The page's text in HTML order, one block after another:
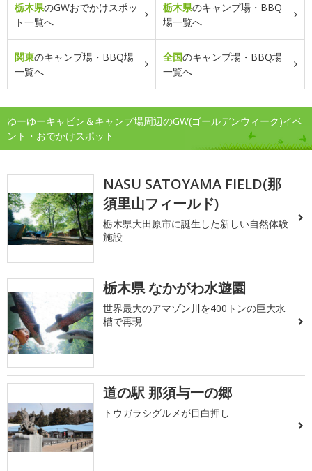
栃木県のGWおでかけスポッ
ト一覧へ
栃木県のキャンプ場・BBQ
場一覧へ
関東のキャンプ場・BBQ場
一覧へ
全国のキャンプ場・BBQ場
一覧へ
ゆーゆーキャビン＆キャンプ場周辺のGW(ゴールデンウィーク)イベ
ント・おでかけスポット
NASU SATOYAMA FIELD(那
須里山フィールド)
栃木県大田原市に誕生した新しい自然体験
施設
栃木県 なかがわ水遊園
世界最大のアマゾン川を400トンの巨大水
槽で再現
道の駅 那須与一の郷
トウガラシグルメが目白押し